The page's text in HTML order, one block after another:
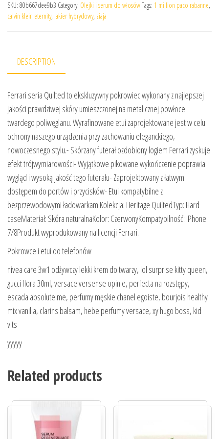
SKU: 80b667dee9b3 Category: Olejki i serum do włosówTags: 1 million paco rabanne,
calvin klein eternity, lakier hybrydowy, ziaja
DESCRIPTION
Ferrari seria Quilted to ekskluzywny pokrowiec wykonany z najlepszej
jakości prawdziwej skóry umieszczonej na metalicznej powłoce
twardego poliwęglanu. Wyrafinowane etui zaprojektowane jest w celu
ochrony naszego urządzenia przy zachowaniu eleganckiego,
nowoczesnego stylu.- Skórzany futerał ozdobiony logiem Ferrari zyskuje
efekt trójwymiarowości- Wyjątkowe pikowane wykończenie poprawia
wygląd i wysoką jakość tego futerału- Zaprojektowany z łatwym
dostępem do portów i przycisków- Etui kompatybilne z
bezprzewodowymi ładowarkamiKolekcja: Heritage QuiltedTyp: Hard
caseMateriał: Skóra naturalnaKolor: CzerwonyKompatybilność: iPhone
7/8Produkt wyprodukowany na licencji Ferrari.
Pokrowce i etui do telefonów
nivea care 3w1 odżywczy lekki krem do twarzy, lol surprise kitty queen,
gucci flora 30ml, versace versense opinie, perfecta na rozstępy,
escada absolute me, perfumy męskie chanel egoiste, bourjois healthy
mix vanilla, clarins balsam, hebe perfumy versace, xy hugo boss, kid
vits
yyyyy
Related products